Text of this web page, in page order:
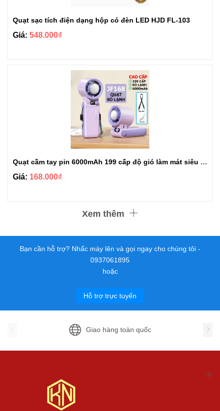
Quạt sạc tích điện dạng hộp có đèn LED HJD FL-103
Giá: 548.000₫
Quạt cầm tay pin 6000mAh 199 cấp độ gió làm mát siêu nhanh 3 in 1 đa năng
Giá: 168.000₫
Xem thêm
Bạn cần hỗ trợ? Nhấc máy lên và gọi ngay cho chúng tôi -
0937061895
hoặc
Hỗ trợ trực tuyến
Giao hàng toàn quốc